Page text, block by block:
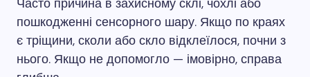
Часто причина в захисному склі, чохлі або
пошкодженні сенсорного шару. Якщо по краях
є тріщини, сколи або скло відклеїлося, почни з
нього. Якщо не допомогло — імовірно, справа